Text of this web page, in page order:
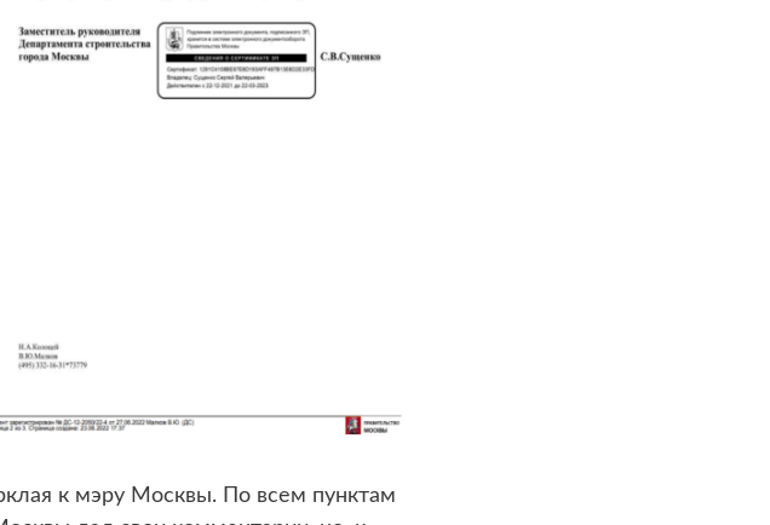
к мэру Москвы. По всем пунктам